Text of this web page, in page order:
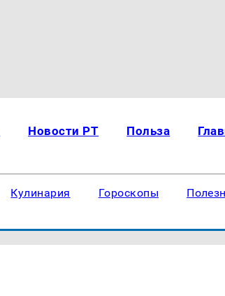
Новости РТ Польза
Кулинария Гороскопы